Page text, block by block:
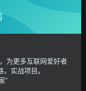
为更多互联网爱好者
实战项目。
”